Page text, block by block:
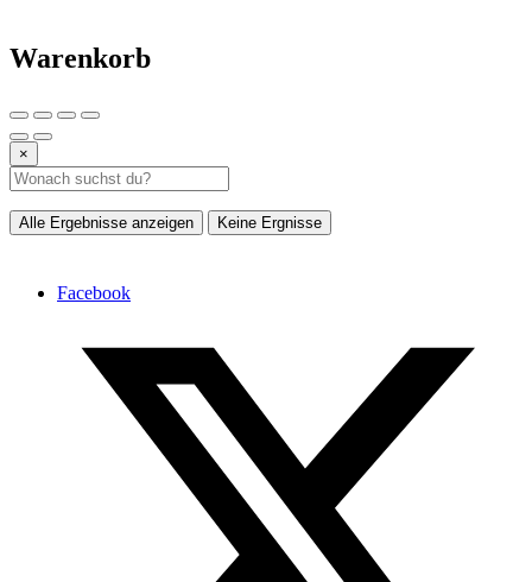
Warenkorb
×
Alle Ergebnisse anzeigen Keine Ergnisse
Facebook